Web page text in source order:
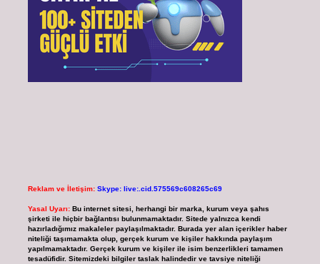
Reklam ve İletişim: Skype: live:.cid.575569c608265c69
Yasal Uyarı: Bu internet sitesi, herhangi bir marka, kurum veya şahıs
şirketi ile hiçbir bağlantısı bulunmamaktadır. Sitede yalnızca kendi
hazırladığımız makaleler paylaşılmaktadır. Burada yer alan içerikler haber
niteliği taşımamakta olup, gerçek kurum ve kişiler hakkında paylaşım
yapılmamaktadır. Gerçek kurum ve kişiler ile isim benzerlikleri tamamen
tesadüfidir. Sitemizdeki bilgiler taslak halindedir ve tavsiye niteliği